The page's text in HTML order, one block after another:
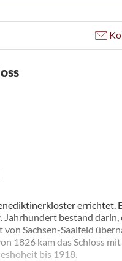
errichtet.
bestand darin,
Sachsen-Saalfeld
1826 kam das Schloss
bis 1918.